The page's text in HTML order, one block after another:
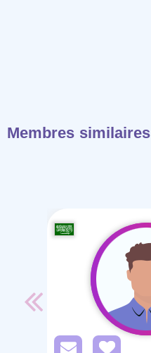
Membres similaires